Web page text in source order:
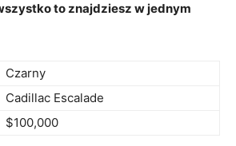
to znajdziesz​ w⁤ jednym
Czarny
Cadillac Escalade
$100,000